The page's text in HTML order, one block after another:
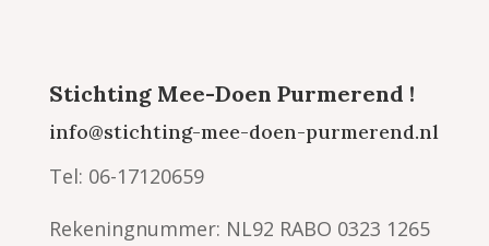
Stichting Mee-Doen Purmerend !
info@stichting-mee-doen-purmerend.nl
Tel: 06-17120659
Rekeningnummer: NL92 RABO 0323 1265